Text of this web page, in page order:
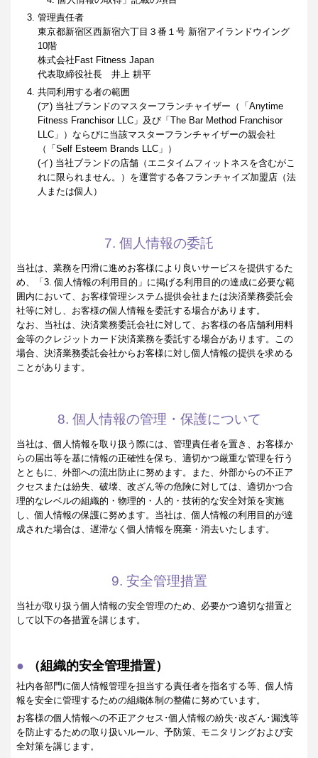
管理責任者
東京都新宿区西新宿六丁目３番１号 新宿アイランドウイング
10階
株式会社Fast Fitness Japan
代表取締役社長 井上 耕平
共同利用する者の範囲
(ア) 当社ブランドのマスターフランチャイザー（「Anytime
Fitness Franchisor LLC」及び「The Bar Method Franchisor
LLC」）ならびに当該マスターフランチャイザーの親会社
（「Self Esteem Brands LLC」）
(イ) 当社ブランドの店舗（エニタイムフィットネスを含むがこ
れに限られません。）を運営する各フランチャイズ加盟店（法
人または個人）
7. 個人情報の委託
当社は、業務を円滑に進めお客様により良いサービスを提供するた
め、「3. 個人情報の利用目的」に掲げる利用目的の達成に必要な範
囲内において、お客様管理システム提供会社または決済業務委託会
社等に対し、お客様の個人情報を委託する場合があります。
なお、当社は、決済業務委託会社に対して、お客様の各店舗利用料
金等のクレジットカード決済業務を委託する場合があります。この
場合、決済業務委託会社からお客様に対し個人情報の提供を求める
ことがあります。
8. 個人情報の管理・保護について
当社は、個人情報を取り扱う際には、管理責任者を置き、お客様か
らの届出等を基に情報の正確性を保ち、適切かつ厳重な管理を行う
とともに、外部への流出防止に努めます。また、外部からの不正ア
クセスまたは紛失、破壊、改ざん等の危険に対しては、適切かつ合
理的なレベルの組織的・物理的・人的・技術的な安全対策を実施
し、個人情報の保護に努めます。当社は、個人情報の利用目的が達
成された場合は、遅滞なく個人情報を廃棄・消去いたします。
9. 安全管理措置
当社が取り扱う個人情報の安全管理のため、必要かつ適切な措置と
して以下の各措置を講じます。
（組織的安全管理措置）
社内各部門に個人情報管理を担当する責任者を指名する等、個人情
報を安全に管理するための組織体制の整備に努めています。
お客様の個人情報への不正アクセス･個人情報の紛失･改ざん･漏洩等
を防止するための取り扱いルール、予防策、モニタリングおよび安
全対策を講じます。